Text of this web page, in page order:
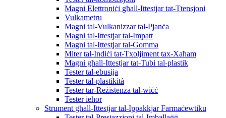
Magni Elettroniċi għall-Ittestjar tat-Ttensjoni
Vulkametru
Magni tal-Vulkanizzar tal-Pjanċa
Magni tal-Ittestjar tal-Impatt
Magni tal-Ittestjar tal-Gomma
Miter tal-Indiċi tat-Txoljiment tax-Xaħam
Magni għall-Ittestjar tat-Tubi tal-plastik
Tester tal-ebusija
Tester tal-plastikità
Tester tar-Reżistenza tal-wiċċ
Tester ieħor
Strument għall-Ittestjar tal-Ippakkjar Farmaċewtiku